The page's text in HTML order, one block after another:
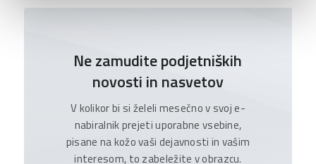
Ne zamudite podjetniških
novosti in nasvetov
V kolikor bi si želeli mesečno v svoj e-
nabiralnik prejeti uporabne vsebine,
pisane na kožo vaši dejavnosti in vašim
interesom, to zabeležite v obrazcu.